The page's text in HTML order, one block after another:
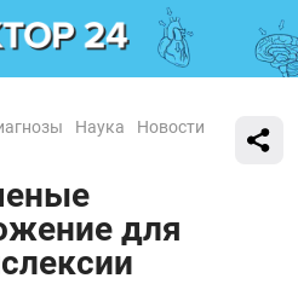
Наука
Новости
для